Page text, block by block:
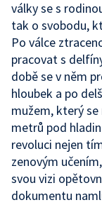
války se s
tak o svobodu,
Po válce
pracovat s
době se v něm
hloubek a po
mužem, který
metrů pod
revoluci nejen
zenovým
svou vizi
dokumentu